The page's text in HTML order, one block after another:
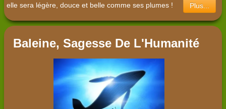
elle sera légère, douce et belle comme ses plumes !
Plus...
Baleine, Sagesse De L'Humanité